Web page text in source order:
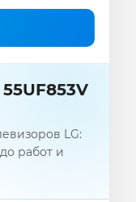
LG:
работ и